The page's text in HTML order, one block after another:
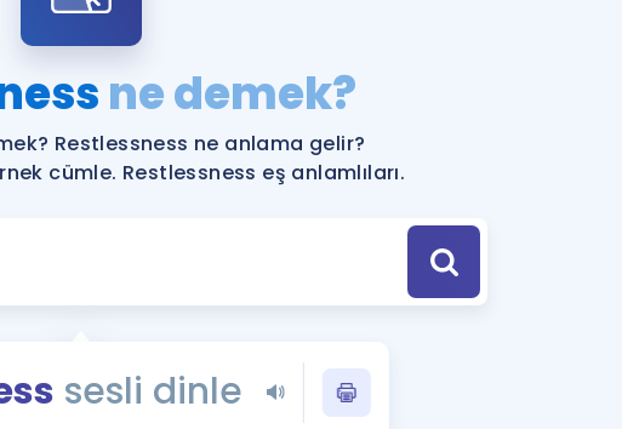
YDS ve YÖKDİL Puan Hesaplama Aracı
YDS ve YÖKDİL'e Hazırlananlar için Öneriler
Tüm ÖSYM Sınavları Tek Takvimde
Blog
YDS - YÖKDİL Tüm Sınavlarla İlgili Haberler
Remzi Hoca ile seni sınava
ne demek?
Restlessness ne anlama gelir?
cümle. Restlessness eş anlamlıları.
sesli dinle